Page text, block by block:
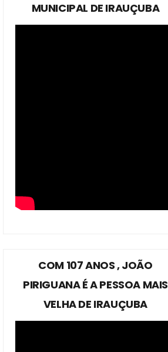
MUNICIPAL DE IRAUÇUBA
COM 107 ANOS , JOÃO
PIRIGUANA É A PESSOA MAIS
VELHA DE IRAUÇUBA